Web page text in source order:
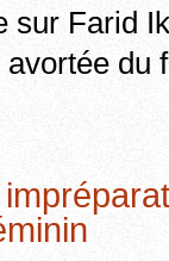
sur Farid
du